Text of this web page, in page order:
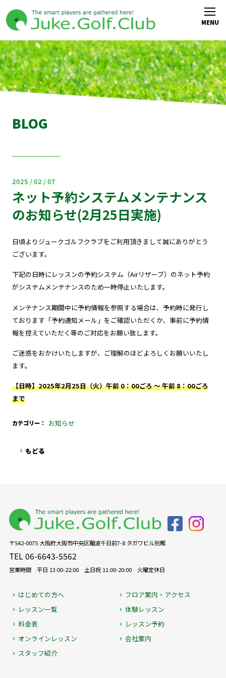
BLOG
2025 / 02 / 07
ネット予約システムメンテナンス
のお知らせ(2月25日実施)
日頃よりジュークゴルフクラブをご利用頂きまして誠にありがとう
ございます。
下記の日時にレッスンの予約システム（Airリザーブ）のネット予約
がシステムメンテナンスのため一時停止いたします。
メンテナンス期間中に予約情報を参照する場合は、予約時に発行し
ております「予約通知メール」をご確認いただくか、事前に予約情
報を控えていただく等のご対応をお願い致します。
ご迷惑をおかけいたしますが、ご理解のほどよろしくお願いいたし
ます。
【日時】2025年2月25日（火）午前 0：00ごろ ～ 午前 8：00ごろ
まで
カテゴリー お知らせ
もどる
〒542-0075 大阪府大阪市中央区難波千日前7-8 タガワビル別館
TEL 06-6643-5562
営業時間 平日 13:00-22:00 土日祝 11:00-20:00 火曜定休日
はじめての方へ
レッスン一覧
料金表
オンラインレッスン
スタッフ紹介
フロア案内・アクセス
体験レッスン
レッスン予約
会社案内